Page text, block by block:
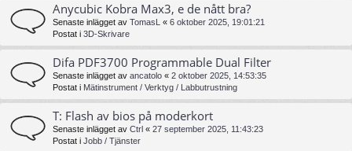
Anycubic Kobra Max3, e de nått bra?
Senaste inlägget av TomasL « 6 oktober 2025, 19:01:21
Postat i 3D-Skrivare
Difa PDF3700 Programmable Dual Filter
Senaste inlägget av ancatolo « 2 oktober 2025, 14:53:35
Postat i Mätinstrument / Verktyg / Labbutrustning
T: Flash av bios på moderkort
Senaste inlägget av Ctrl « 27 september 2025, 11:43:23
Postat i Jobb / Tjänster